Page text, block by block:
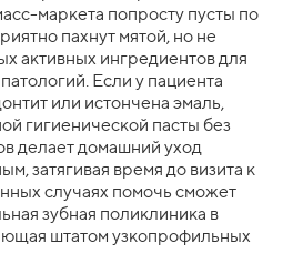
маркета попросту пусты по
пахнут мятой, но не
активных ингредиентов для
Если у пациента
или истончена эмаль,
гигиенической пасты без
делает домашний уход
затягивая время до визита к
случаях помочь сможет
зубная поликлиника в
штатом узкопрофильных